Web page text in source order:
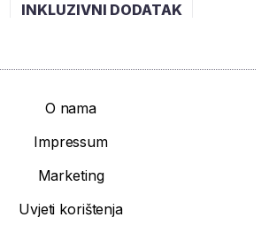
INKLUZIVNI DODATAK
O nama
Impressum
Marketing
Uvjeti korištenja